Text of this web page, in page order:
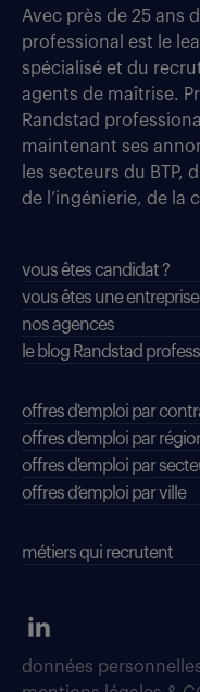
Avec près de 25 ans
professional est le
spécialisé et du
agents de maîtrise.
Randstad
maintenant ses
les secteurs du BTP,
de l’ingénierie, de la
vous êtes candidat ?
vous êtes une entreprise
nos agences
le blog Randstad
offres d'emploi par
offres d'emploi par
offres d'emploi par
offres d’emploi par ville
métiers qui recrutent
données